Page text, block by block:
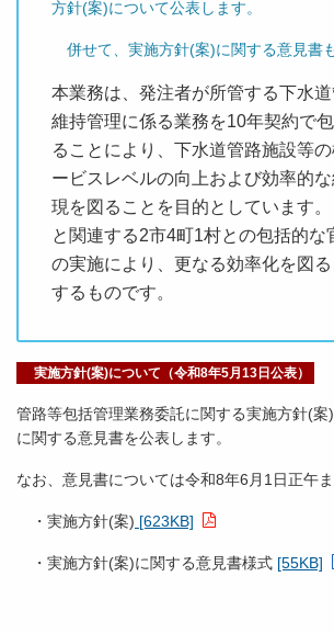
方針(案)について公表します。
併せて、実施方針(案)に関する意見書
本業務は、発注者が所管する下水
維持管理に係る業務を10年契約で
ることにより、下水道管路施設等
ービスレベルの向上および効率的
現を図ることを目的としています
と関連する2市4町1村との包括的な
の実施により、更なる効率化を図
するものです。
実施方針(案)について（令和8年5月13日公表）
管路等包括管理業務委託に関する実施方針(
に関する意見書を公表します。
なお、意見書については令和8年6月1日正午ま
・実施方針(案) [623KB]
・実施方針(案)に関する意見書様式 [55KB]